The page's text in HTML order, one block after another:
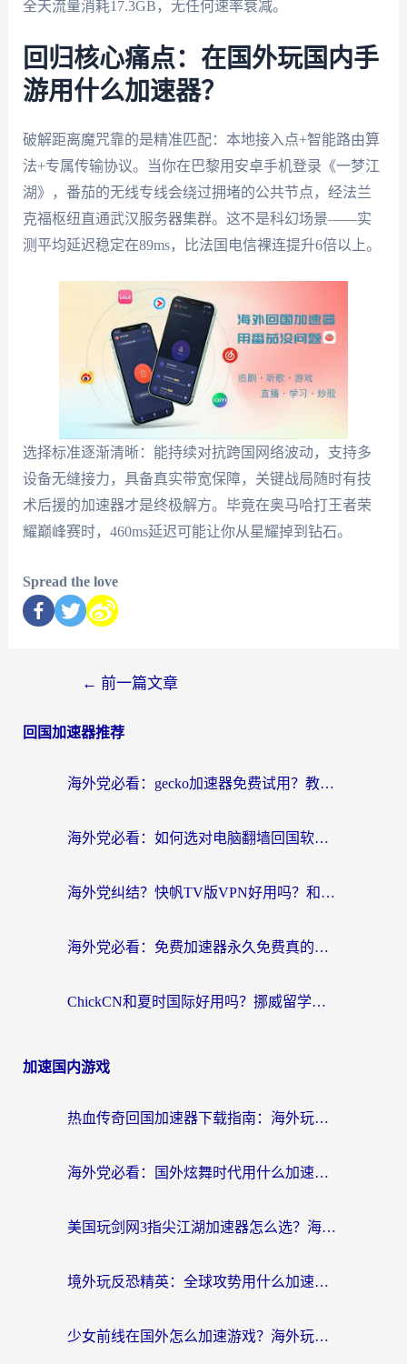
全天流量消耗17.3GB，无任何速率衰减。
回归核心痛点：在国外玩国内手
游用什么加速器？
破解距离魔咒靠的是精准匹配：本地接入点+智能路由算
法+专属传输协议。当你在巴黎用安卓手机登录《一梦江
湖》，番茄的无线专线会绕过拥堵的公共节点，经法兰
克福枢纽直通武汉服务器集群。这不是科幻场景——实
测平均延迟稳定在89ms，比法国电信裸连提升6倍以上。
选择标准逐渐清晰：能持续对抗跨国网络波动，支持多
设备无缝接力，具备真实带宽保障，关键战局随时有技
术后援的加速器才是终极解方。毕竟在奥马哈打王者荣
耀巅峰赛时，460ms延迟可能让你从星耀掉到钻石。
Spread the love
← 前一篇文章
回国加速器推荐
海外党必看：gecko加速器免费试用？教你选对回国加速器，无缝刷国内剧玩游戏
海外党必看：如何选对电脑翻墙回国软件，轻松解锁国内资源？
海外党纠结？快帆TV版VPN好用吗？和扇贝手游VPN对比哪个回国效果更好？
海外党必看：免费加速器永久免费真的存在吗？教你选对回国加速器无缝刷国内资源
ChickCN和夏时国际好用吗？挪威留学生亲测3款回国加速器，附穿梭和加速喵对比指南
加速国内游戏
热血传奇回国加速器下载指南：海外玩家如何流畅砍怪不卡顿？
海外党必看：国外炫舞时代用什么加速器比较好？解决延迟卡顿的终极方案
美国玩剑网3指尖江湖加速器怎么选？海外党亲测避坑指南
境外玩反恐精英：全球攻势用什么加速器？2026海外玩家亲测实用指南
少女前线在国外怎么加速游戏？海外玩家必看的国服游戏畅玩指南